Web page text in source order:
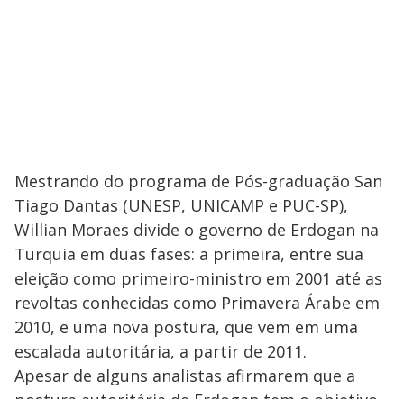
Mestrando do programa de Pós-graduação San
Tiago Dantas (UNESP, UNICAMP e PUC-SP),
Willian Moraes divide o governo de Erdogan na
Turquia em duas fases: a primeira, entre sua
eleição como primeiro-ministro em 2001 até as
revoltas conhecidas como Primavera Árabe em
2010, e uma nova postura, que vem em uma
escalada autoritária, a partir de 2011.
Apesar de alguns analistas afirmarem que a